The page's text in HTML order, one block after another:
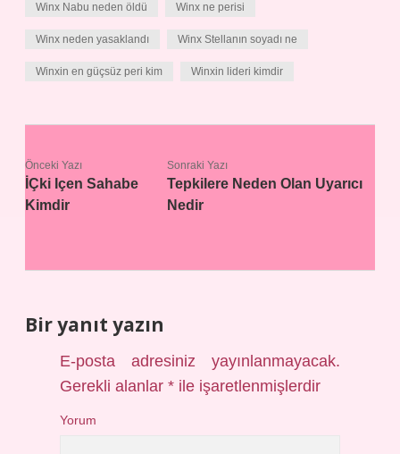
Winx Nabu neden öldü Winx ne perisi
Winx neden yasaklandı Winx Stellanın soyadı ne
Winxin en güçsüz peri kim Winxin lideri kimdir
Önceki Yazı
İÇki Içen Sahabe
Kimdir
Sonraki Yazı
Tepkilere Neden Olan Uyarıcı
Nedir
Bir yanıt yazın
E-posta adresiniz yayınlanmayacak.
Gerekli alanlar* ile işaretlenmişlerdir
Yorum